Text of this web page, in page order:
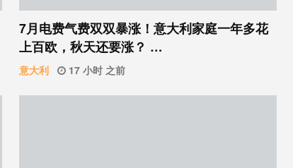
7月电费气费双双暴涨！意大利家庭一年多花
上百欧，秋天还要涨？ …
意大利 17 小时 之前